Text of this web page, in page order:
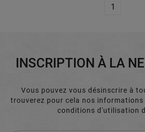
1
INSCRIPTION À LA
Vous pouvez vous désinscrire à
trouverez pour cela nos
conditions d'utilisation